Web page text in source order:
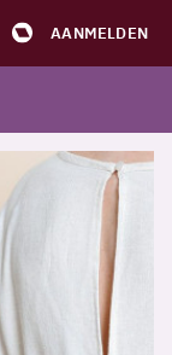
AANMELDEN